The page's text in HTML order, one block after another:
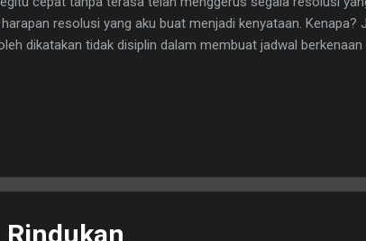
resolusi yang aku buat menjadi kenyataan. Kenapa?
dikatakan tidak disiplin dalam membuat jadwal